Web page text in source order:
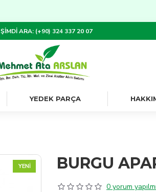
ŞIMDI ARA: (+90) 324 337 20 07
YEDEK PARÇA
YENI BURGU
0 yorum